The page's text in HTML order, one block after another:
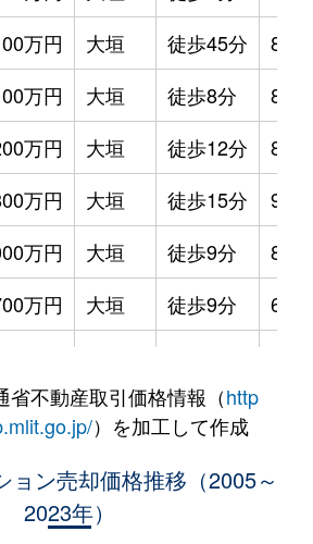
万円 大垣 徒歩45分
万円 大垣 徒歩8分
万円 大垣 徒歩12分
万円 大垣 徒歩15分
万円 大垣 徒歩9分
万円 大垣 徒歩9分
万円 大垣 徒歩4分
万円 大垣
省不動産取引価格情報（http
）を加工して作成
ョン売却価格推移（2005～
2023年）